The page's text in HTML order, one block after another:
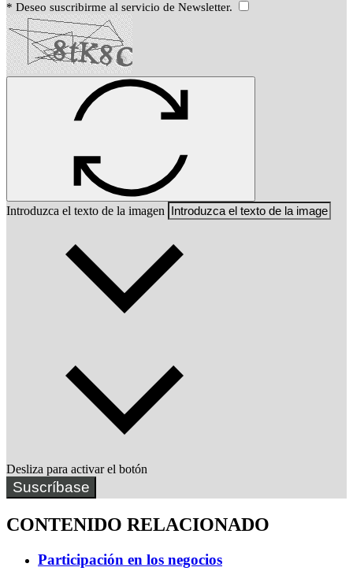
* Deseo suscribirme al servicio de Newsletter.
Introduzca el texto de la imagen
Desliza para activar el botón
Suscríbase
CONTENIDO RELACIONADO
Participación en los negocios